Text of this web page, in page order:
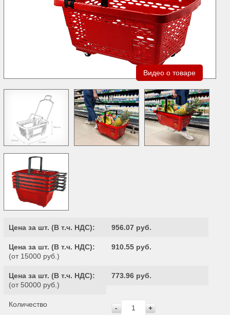
Видео о товаре
Цена за шт. (В т.ч. НДС): 956.07 руб.
Цена за шт. (В т.ч. НДС):
(от 15000 руб.)
910.55 руб.
Цена за шт. (В т.ч. НДС):
(от 50000 руб.)
773.96 руб.
Количество - +